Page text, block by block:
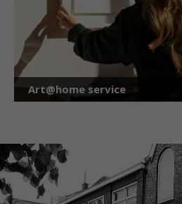
Art@home service